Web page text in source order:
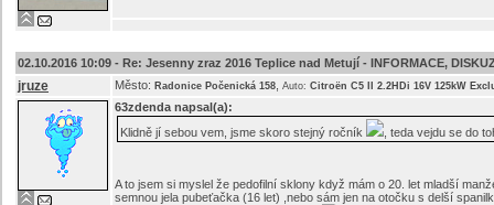
02.10.2016 10:09 - Re: Jesenny zraz 2016 Teplice nad Metují - INFORMACE,
jruze Město: Radonice Počenická 158 Auto: Citroën C5 II 2.2HDi 16V 125kW
63zdenda napsal(a):
Klidně jí sebou vem, jsme skoro stejný ročník
, teda vejdu se do
A to jsem si myslel že pedofilní sklony když mám o 20. let mladší
semnou jela pubeťačka (16 let) ,nebo sám jen na otočku s delší